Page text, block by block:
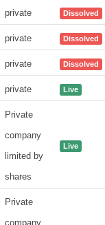
private Dissolved
private Dissolved
private Dissolved
private Live
Private
company
limited by
shares
Live
Private
company